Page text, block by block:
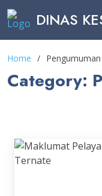
DINAS
Home Pengumuman
Category: